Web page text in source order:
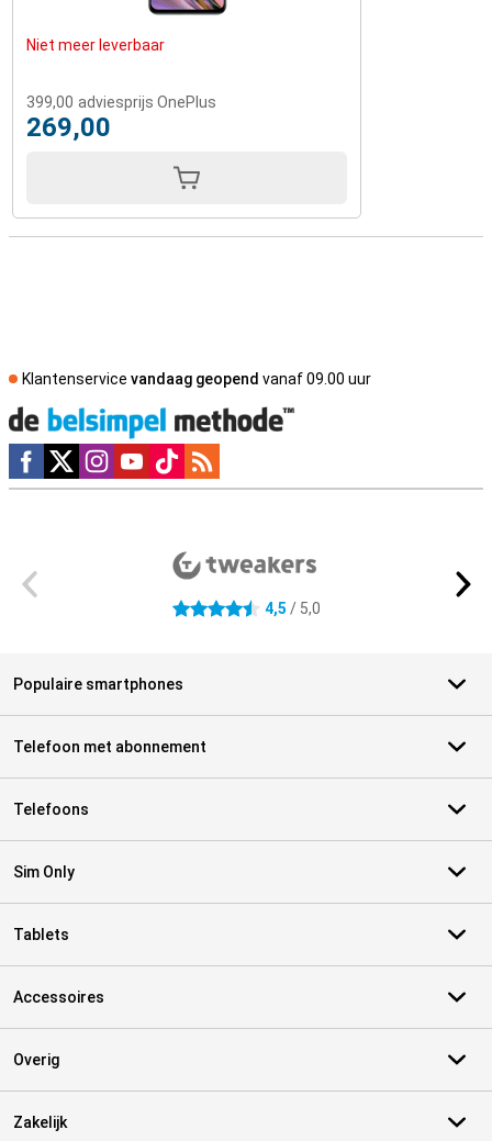
Niet meer leverbaar
399,00 adviesprijs OnePlus
269,00
Klantenservice vandaag geopend vanaf 09.00 uur
Social media
4.5 sterren 4,5 / 5,0
Populaire smartphones
Telefoon met abonnement
Telefoons
Sim Only
Tablets
Accessoires
Overig
Zakelijk